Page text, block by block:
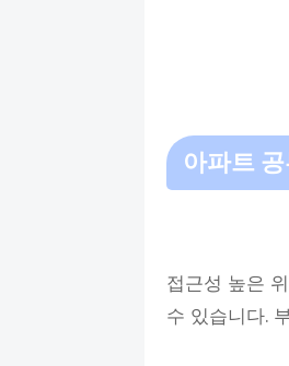
아파트
접근성 높은
수 있습니다.